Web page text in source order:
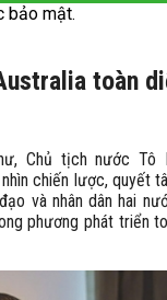
bảo mật.
toàn
Chủ tịch nước Tô
chiến lược, quyết
và nhân dân hai
phương phát triển